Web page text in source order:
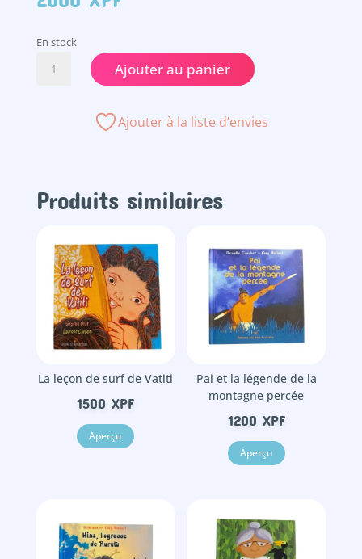
En stock
?
Ajouter au panier
Ajouter à la liste d’envies
Produits similaires
La leçon de surf de Vatiti
1500XPF
Aperçu
Pai et la légende de la
montagne percée
1200 XPF
Aperçu